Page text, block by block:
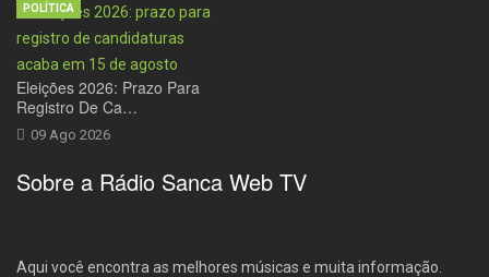
Eleições 2026: Prazo Para
Registro De Ca…
09 Ago 2026
POLÍTICA
Sobre a Rádio Sanca Web TV
Aqui você encontra as melhores músicas e muita informação.